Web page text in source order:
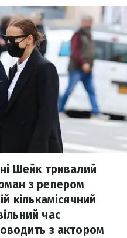
Шейк тривалий
з репером
кількамісячний
час
з актором